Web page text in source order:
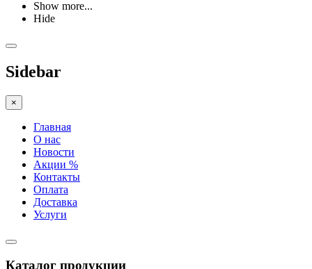
Show more...
Hide
Sidebar
×
Главная
О нас
Новости
Акции %
Контакты
Оплата
Доставка
Услуги
Каталог продукции